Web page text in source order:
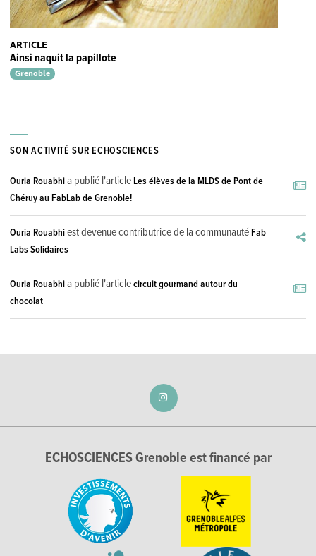
ARTICLE
Ainsi naquit la papillote
Grenoble
SON ACTIVITÉ SUR ECHOSCIENCES
Ouria Rouabhia publié l'articleLes élèves de la MLDS de Pont de
Chéruy au FabLab de Grenoble!
Ouria Rouabhiest devenue contributrice de la communautéFab
Labs Solidaires
Ouria Rouabhia publié l'articlecircuit gourmand autour du
chocolat
ECHOSCIENCES Grenoble est financé par